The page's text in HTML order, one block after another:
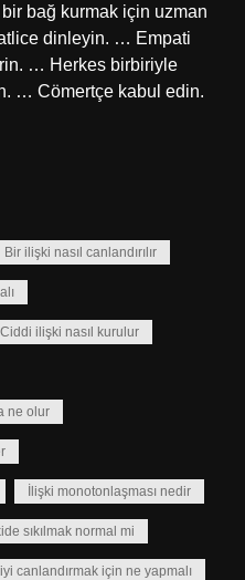
bağ kurmak için uzman
dinleyin. … Empati
… Herkes birbiriyle
… Cömertçe kabul edin.
Bir ilişki nasıl canlandırılır
Ciddi ilişki nasıl kurulur
ne olur
İlişki monotonlaşması nedir
sıkılmak normal mi
canlandırmak için ne yapmalı